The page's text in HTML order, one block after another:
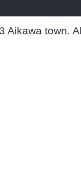
Aikawa town.